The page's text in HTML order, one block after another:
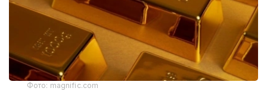
Фото: magnific.com